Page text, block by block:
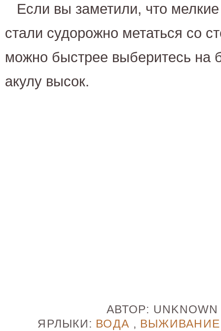
Если вы заметили, что
стали судорожно метаться со
можно быстрее выберитесь на
акулу высок.
АВТОР:
ЯРЛЫКИ: ВОДА ,